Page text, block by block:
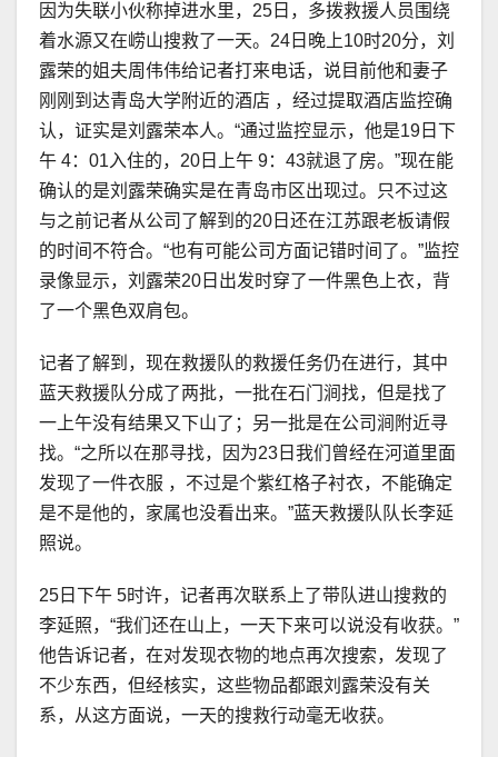
因为失联小伙称掉进水里，25日，多拨救援人员围绕
着水源又在崂山搜救了一天。24日晚上10时20分，刘
露荣的姐夫周伟伟给记者打来电话，说目前他和妻子
刚刚到达青岛大学附近的酒店 ，经过提取酒店监控确
认，证实是刘露荣本人。“通过监控显示，他是19日下
午 4：01入住的，20日上午 9：43就退了房。”现在能
确认的是刘露荣确实是在青岛市区出现过。只不过这
与之前记者从公司了解到的20日还在江苏跟老板请假
的时间不符合。“也有可能公司方面记错时间了。”监控
录像显示，刘露荣20日出发时穿了一件黑色上衣，背
了一个黑色双肩包。
记者了解到，现在救援队的救援任务仍在进行，其中
蓝天救援队分成了两批，一批在石门涧找，但是找了
一上午没有结果又下山了；另一批是在公司涧附近寻
找。“之所以在那寻找，因为23日我们曾经在河道里面
发现了一件衣服 ，不过是个紫红格子衬衣，不能确定
是不是他的，家属也没看出来。”蓝天救援队队长李延
照说。
25日下午 5时许，记者再次联系上了带队进山搜救的
李延照，“我们还在山上，一天下来可以说没有收获。”
他告诉记者，在对发现衣物的地点再次搜索，发现了
不少东西，但经核实，这些物品都跟刘露荣没有关
系，从这方面说，一天的搜救行动毫无收获。